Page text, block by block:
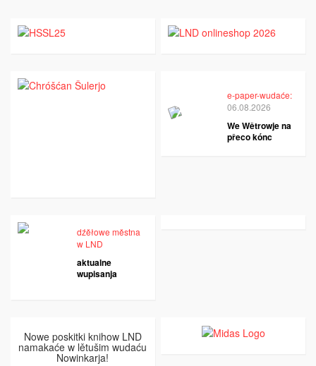
e-paper-wudaće:
06.08.2026
We Wětrowje na
přeco kónc
dźěłowe městna
w LND
aktualne
wupisanja
Nowe poskitki knihow LND
namakaće w lětušim wudaću
Nowinkarja!